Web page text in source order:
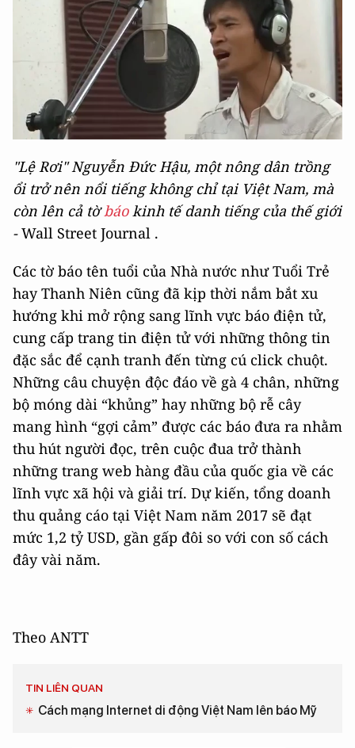
"Lệ Rơi" Nguyễn Đức Hậu, một nông dân trồng
ổi trở nên nổi tiếng không chỉ tại Việt Nam, mà
còn lên cả tờbáokinh tế danh tiếng của thế giới
-Wall Street Journal .
Các tờ báo tên tuổi của Nhà nước như Tuổi Trẻ
hay Thanh Niên cũng đã kịp thời nắm bắt xu
hướng khi mở rộng sang lĩnh vực báo điện tử,
cung cấp trang tin điện tử với những thông tin
đặc sắc để cạnh tranh đến từng cú click chuột.
Những câu chuyện độc đáo về gà 4 chân, những
bộ móng dài “khủng” hay những bộ rễ cây
mang hình “gợi cảm” được các báo đưa ra nhằm
thu hút người đọc, trên cuộc đua trở thành
những trang web hàng đầu của quốc gia về các
lĩnh vực xã hội và giải trí. Dự kiến, tổng doanh
thu quảng cáo tại Việt Nam năm 2017 sẽ đạt
mức 1,2 tỷ USD, gần gấp đôi so với con số cách
đây vài năm.
Theo ANTT
TIN LIÊN QUAN
Cách mạng Internet di động Việt Nam lên báo Mỹ